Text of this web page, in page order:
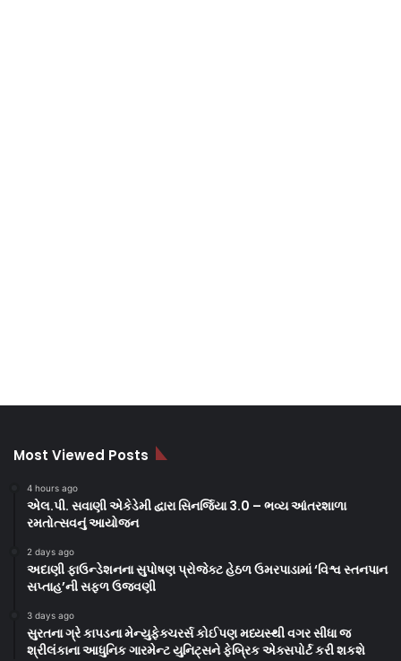
Most Viewed Posts
4 hours ago
એલ.પી. સવાણી એકેડેમી દ્વારા સિનર્જિયા 3.0 – ભવ્ય આંતરશાળા
રમતોત્સવનું આયોજન
2 days ago
અદાણી ફાઉન્ડેશનના સુપોષણ પ્રોજેક્ટ હેઠળ ઉમરપાડામાં ‘વિશ્વ સ્તનપાન
સપ્તાહ’ની સફળ ઉજવણી
3 days ago
સુરતના ગ્રે કાપડના મેન્યુફેક્ચરર્સ કોઈપણ મધ્યસ્થી વગર સીધા જ
શ્રીલંકાના આધુનિક ગારમેન્ટ યુનિટ્સને ફેબ્રિક એક્સપોર્ટ કરી શકશે